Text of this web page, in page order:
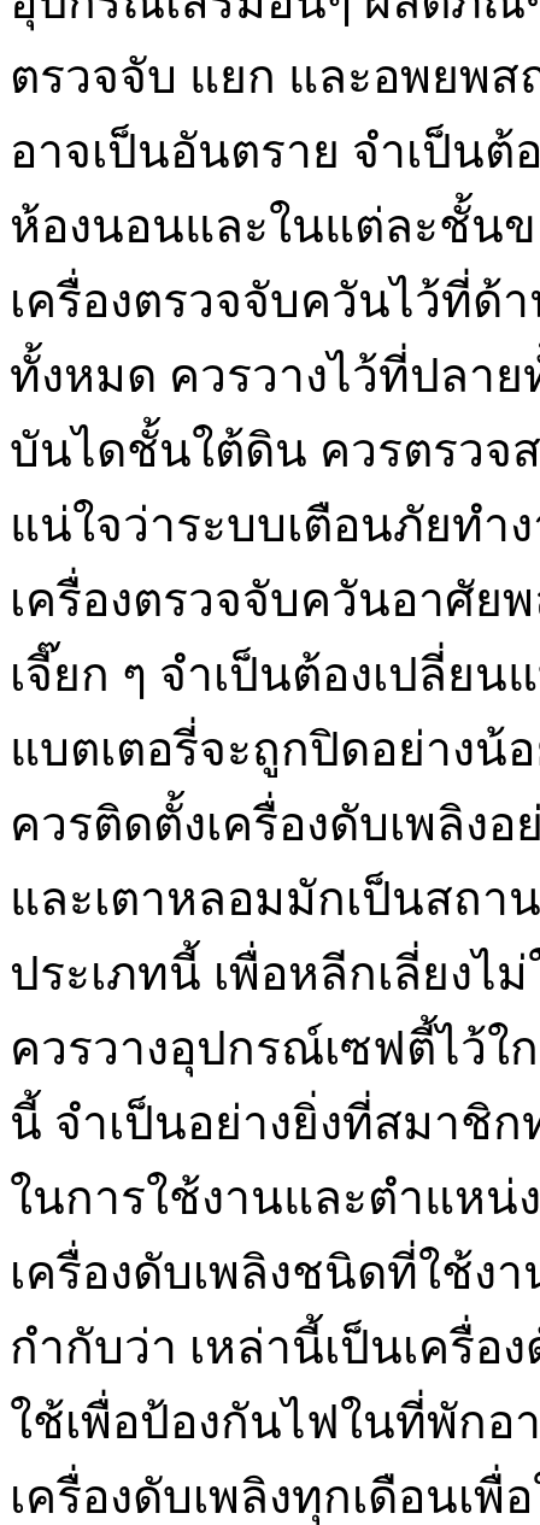
ตรวจจับ แยก และอพยพ
อาจเป็นอันตราย จำเป็นต้
ห้องนอนและในแต่ละชั้น
เครื่องตรวจจับควันไว้ที่
ทั้งหมด ควรวางไว้ที่ปลาย
บันไดชั้นใต้ดิน ควรตรวจ
แน่ใจว่าระบบเตือนภัยทำ
เครื่องตรวจจับควันอาศัย
เจี๊ยก ๆ จำเป็นต้องเปลี่ย
แบตเตอรี่จะถูกปิดอย่างน้
ควรติดตั้งเครื่องดับเพลิง
และเตาหลอมมักเป็นสถ
ประเภทนี้ เพื่อหลีกเลี่ยง
ควรวางอุปกรณ์เซฟตี้ไว้ใ
นี้ จำเป็นอย่างยิ่งที่สมาชิ
ในการใช้งานและตำแหน่
เครื่องดับเพลิงชนิดที่ใช้ง
กำกับว่า เหล่านี้เป็นเครื่
ใช้เพื่อป้องกันไฟในที่พักอ
เครื่องดับเพลิงทุกเดือนเ